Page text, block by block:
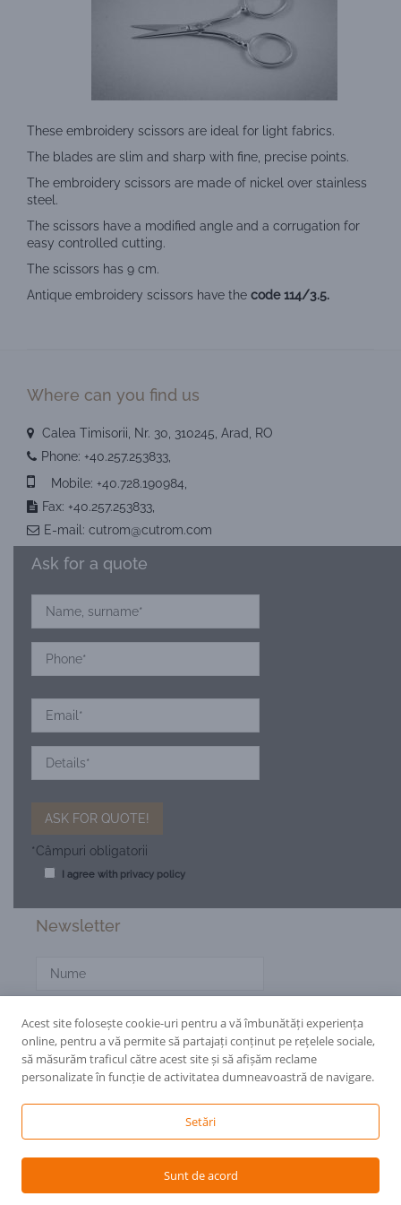
These embroidery scissors are ideal for light fabrics.
The blades are slim and sharp with fine, precise points.
The embroidery scissors are made of nickel over stainless
steel.
The scissors have a modified angle and a corrugation for
easy controlled cutting.
The scissors has 9 cm.
Antique embroidery scissors have the code 114/3.5.
Where can you find us
Calea Timisorii, Nr. 30, 310245, Arad, RO
Phone: +40.257.253833
Mobile: +40.728.190984
Fax: +40.257.253833,
E-mail: cutrom@cutrom.com
Ask for a quote
*Câmpuri obligatorii
I agree with privacy policy
Newsletter
© 2002-2026 Foarfeci.
Acest site folosește cookie-uri pentru a vă îmbunătăți experiența
online, pentru a vă permite să partajați conținut pe rețelele sociale,
să măsurăm traficul către acest site și să afișăm reclame
personalizate în funcție de activitatea dumneavoastră de navigare.
Setări
Sunt de acord